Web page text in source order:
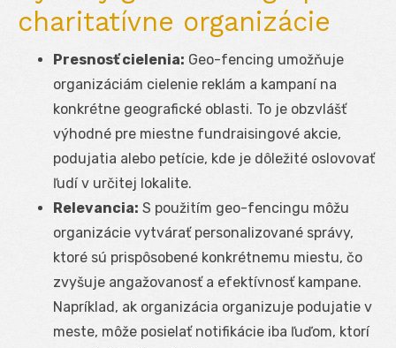
charitatívne organizácie
Presnosť cielenia: Geo-fencing umožňuje
organizáciám cielenie reklám a kampaní na
konkrétne geografické oblasti. To je obzvlášť
výhodné pre miestne fundraisingové akcie,
podujatia alebo petície, kde je dôležité oslovovať
ľudí v určitej lokalite.
Relevancia: S použitím geo-fencingu môžu
organizácie vytvárať personalizované správy,
ktoré sú prispôsobené konkrétnemu miestu, čo
zvyšuje angažovanosť a efektívnosť kampane.
Napríklad, ak organizácia organizuje podujatie v
meste, môže posielať notifikácie iba ľuďom, ktorí